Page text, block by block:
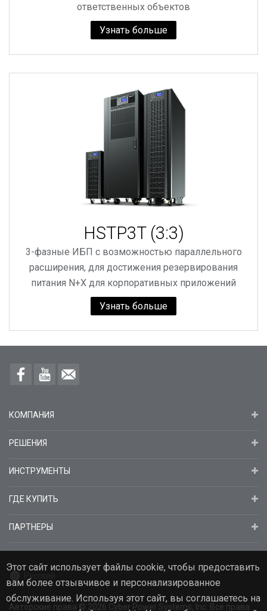
ответственных объектов
Узнать больше
HSTP3T (3:3)
3-фазные ИБП с возможностью параллельного
расширения, для достижения резервирования
питания N+X для корпоративных приложений
Узнать больше
Этот сайт использует файлы cookie, чтобы предоставить
вам более отзывчивое и персонализированное
обслуживание. Используя этот сайт, вы соглашаетесь на
КОМПАНИЯ
РЕШЕНИЯ
ИНСТРУМЕНТЫ
ГДЕ КУПИТЬ
ПАРТНЕРЫ
Русский
Авторские права © 2026 Cyber Power Systems, Inc. Все права